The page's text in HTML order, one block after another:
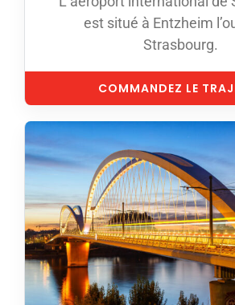
est situé à Entzheim
Strasbourg.
COMMANDEZ LE